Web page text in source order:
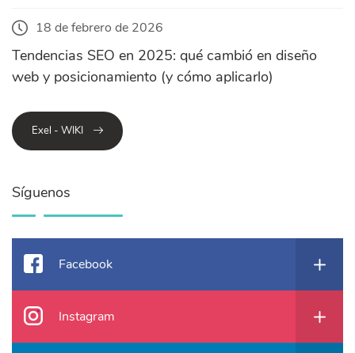
18 de febrero de 2026
Tendencias SEO en 2025: qué cambió en diseño
web y posicionamiento (y cómo aplicarlo)
Exel - WIKI
Síguenos
Facebook
Instagram